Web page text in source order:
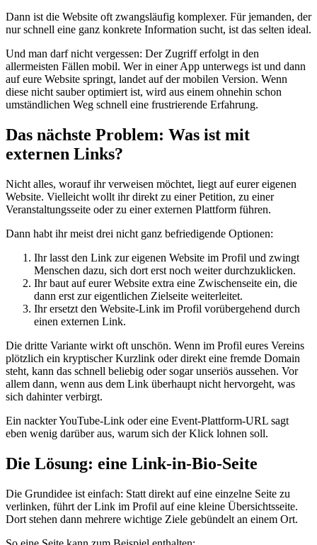
Dann ist die Website oft zwangsläufig komplexer. Für jemanden, der
nur schnell eine ganz konkrete Information sucht, ist das selten ideal.
Und man darf nicht vergessen: Der Zugriff erfolgt in den
allermeisten Fällen mobil. Wer in einer App unterwegs ist und dann
auf eure Website springt, landet auf der mobilen Version. Wenn
diese nicht sauber optimiert ist, wird aus einem ohnehin schon
umständlichen Weg schnell eine frustrierende Erfahrung.
Das nächste Problem: Was ist mit
externen Links?
Nicht alles, worauf ihr verweisen möchtet, liegt auf eurer eigenen
Website. Vielleicht wollt ihr direkt zu einer Petition, zu einer
Veranstaltungsseite oder zu einer externen Plattform führen.
Dann habt ihr meist drei nicht ganz befriedigende Optionen:
Ihr lasst den Link zur eigenen Website im Profil und zwingt
Menschen dazu, sich dort erst noch weiter durchzuklicken.
Ihr baut auf eurer Website extra eine Zwischenseite ein, die
dann erst zur eigentlichen Zielseite weiterleitet.
Ihr ersetzt den Website-Link im Profil vorübergehend durch
einen externen Link.
Die dritte Variante wirkt oft unschön. Wenn im Profil eures Vereins
plötzlich ein kryptischer Kurzlink oder direkt eine fremde Domain
steht, kann das schnell beliebig oder sogar unseriös aussehen. Vor
allem dann, wenn aus dem Link überhaupt nicht hervorgeht, was
sich dahinter verbirgt.
Ein nackter YouTube-Link oder eine Event-Plattform-URL sagt
eben wenig darüber aus, warum sich der Klick lohnen soll.
Die Lösung: eine Link-in-Bio-Seite
Die Grundidee ist einfach: Statt direkt auf eine einzelne Seite zu
verlinken, führt der Link im Profil auf eine kleine Übersichtsseite.
Dort stehen dann mehrere wichtige Ziele gebündelt an einem Ort.